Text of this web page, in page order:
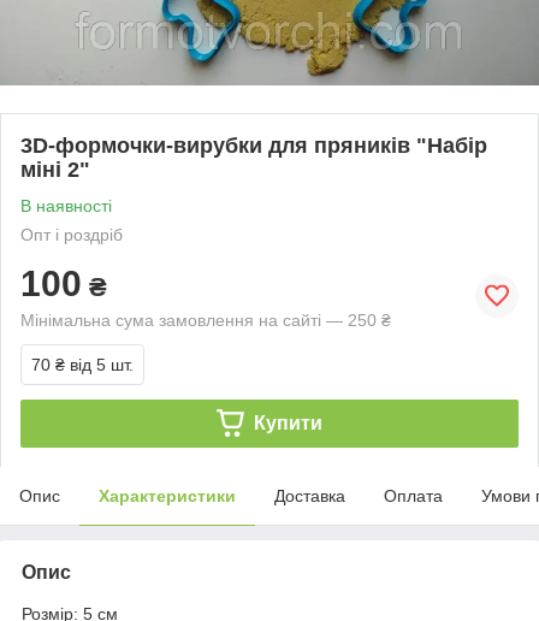
3D-формочки-вирубки для пряників "Набір
міні 2"
В наявності
Опт і роздріб
100 ₴
Мінімальна сума замовлення на сайті — 250 ₴
70 ₴ від 5 шт.
Купити
Опис Характеристики Доставка Оплата Умови
Опис
Розмір: 5 см